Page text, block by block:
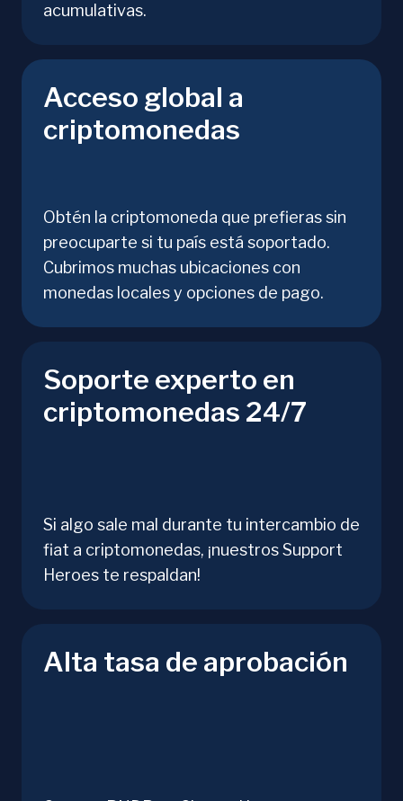
acumulativas.
Acceso global a
criptomonedas
Obtén la criptomoneda que prefieras sin
preocuparte si tu país está soportado.
Cubrimos muchas ubicaciones con
monedas locales y opciones de pago.
Soporte experto en
criptomonedas 24/7
Si algo sale mal durante tu intercambio de
fiat a criptomonedas, ¡nuestros Support
Heroes te respaldan!
Alta tasa de aprobación